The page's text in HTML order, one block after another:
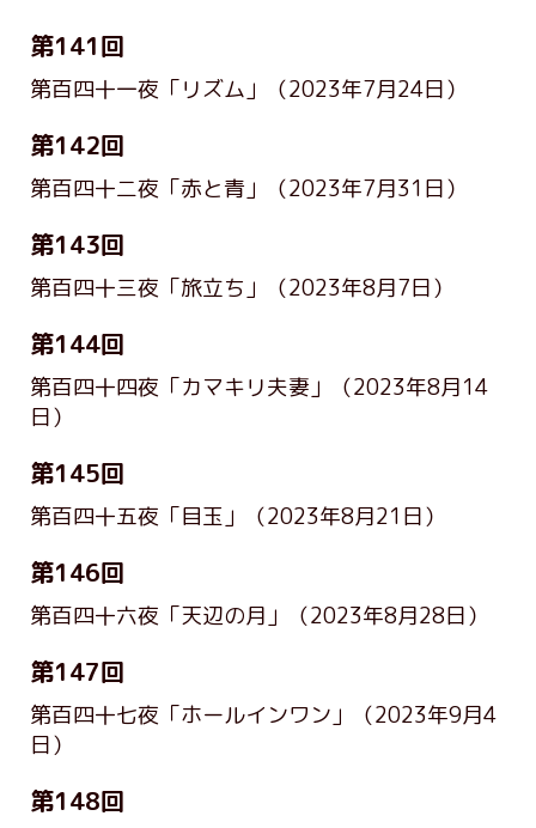
第141回
第百四十一夜「リズム」 （2023年7月24日）
第142回
第百四十二夜「赤と青」 （2023年7月31日）
第143回
第百四十三夜「旅立ち」 （2023年8月7日）
第144回
第百四十四夜「カマキリ夫妻」
（2023年8月14
日）
第145回
第百四十五夜「目玉」 （2023年8月21日）
第146回
第百四十六夜「天辺の月」 （2023年8月28日）
第147回
第百四十七夜「ホールインワン」
（2023年9月4
日）
第148回